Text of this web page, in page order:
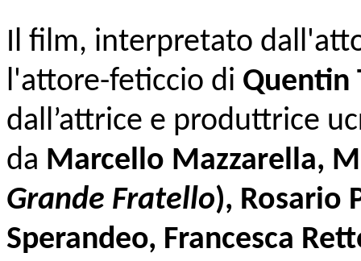
Il film, interpretato
l'attore-feticcio di Quentin
dall’attrice e produttrice
da Marcello Mazzarella,
Grande Fratello), Rosario
Sperandeo, Francesca